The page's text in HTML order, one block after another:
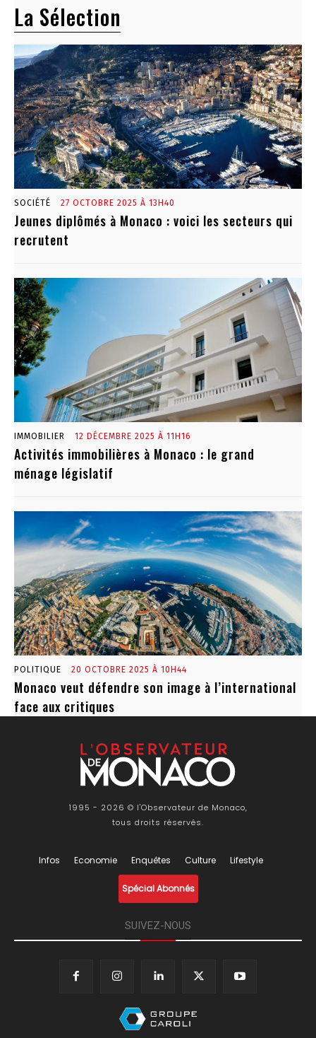
La Sélection
SOCIÉTÉ 27 OCTOBRE 2025 À 13H40
Jeunes diplômés à Monaco : voici les secteurs qui
recrutent
IMMOBILIER 12 DÉCEMBRE 2025 À 11H16
Activités immobilières à Monaco : le grand
ménage législatif
POLITIQUE 20 OCTOBRE 2025 À 10H44
Monaco veut défendre son image à l’international
face aux critiques
1995 - 2026 © l'Observateur de Monaco,
tous droits réservés.
Infos Economie Enquêtes Culture Lifestyle
Spécial Abonnés
SUIVEZ-NOUS